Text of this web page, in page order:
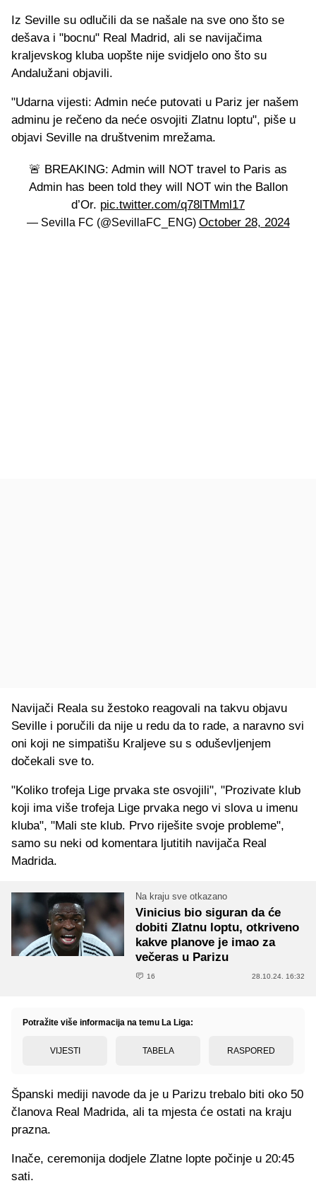
Iz Seville su odlučili da se našale na sve ono što se
dešava i "bocnu" Real Madrid, ali se navijačima
kraljevskog kluba uopšte nije svidjelo ono što su
Andalužani objavili.
"Udarna vijesti: Admin neće putovati u Pariz jer našem
adminu je rečeno da neće osvojiti Zlatnu loptu", piše u
objavi Seville na društvenim mrežama.
🚨 BREAKING: Admin will NOT travel to Paris as
Admin has been told they will NOT win the Ballon
d’Or. pic.twitter.com/q78lTMml17
— Sevilla FC (@SevillaFC_ENG) October 28, 2024
Navijači Reala su žestoko reagovali na takvu objavu
Seville i poručili da nije u redu da to rade, a naravno svi
oni koji ne simpatišu Kraljeve su s oduševljenjem
dočekali sve to.
"Koliko trofeja Lige prvaka ste osvojili", "Prozivate klub
koji ima više trofeja Lige prvaka nego vi slova u imenu
kluba", "Mali ste klub. Prvo riješite svoje probleme",
samo su neki od komentara ljutitih navijača Real
Madrida.
Na kraju sve otkazano
Vinicius bio siguran da će
dobiti Zlatnu loptu, otkriveno
kakve planove je imao za
večeras u Parizu
16 28.10.24. 16:32
Potražite više informacija na temu La Liga:
VIJESTI TABELA RASPORED
Španski mediji navode da je u Parizu trebalo biti oko 50
članova Real Madrida, ali ta mjesta će ostati na kraju
prazna.
Inače, ceremonija dodjele Zlatne lopte počinje u 20:45
sati.